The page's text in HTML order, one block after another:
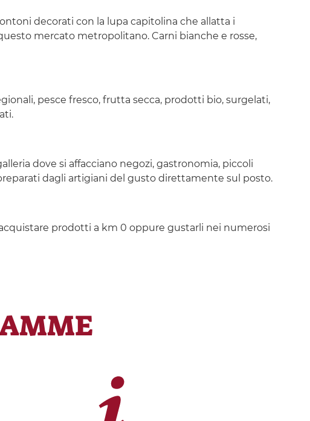
decorati con la lupa capitolina che allatta i
mercato metropolitano. Carni bianche e rosse,
pesce fresco, frutta secca, prodotti bio, surgelati,
dove si affacciano negozi, gastronomia, piccoli
dagli artigiani del gusto direttamente sul posto.
prodotti a km 0 oppure gustarli nei numerosi